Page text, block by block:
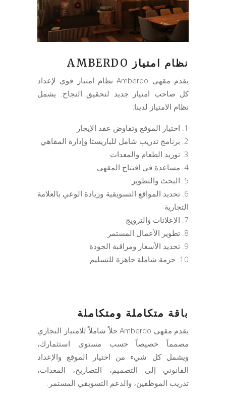
نظام امتياز AMBERDO
يقدم مقهى Amberdo نظام امتياز قوي لإعداد
كل صاحب امتياز جديد لتحقيق النجاح. يشمل
نظام الامتياز لدينا:
اختيار الموقع وتفاوض عقد الإيجار
برنامج تدريب شامل للباريستا وإدارة المقاهي
توريد الطعام والمعدات
مساعدة في افتتاح المقهى
البحث والتطوير
تحديد المواقع التسويقية وزيادة الوعي بالعلامة
التجارية
الإعلانات والترويج
تطوير الأعمال المستمر
تحديد الأسعار ومراقبة الجودة
حزمة شاملة جاهزة للتسليم
باقة متكاملة ومتكاملة
يقدم مقهى Amberdo حلاً شاملاً للامتياز التجاري
مصمماً خصيصاً حسب مستوى استثمارك،
ويشمل كل شيء من اختيار الموقع والإعداد
القانوني إلى التصميم، التصاريح، المعدات،
تدريب الموظفين، والدعم التسويقي المستمر.